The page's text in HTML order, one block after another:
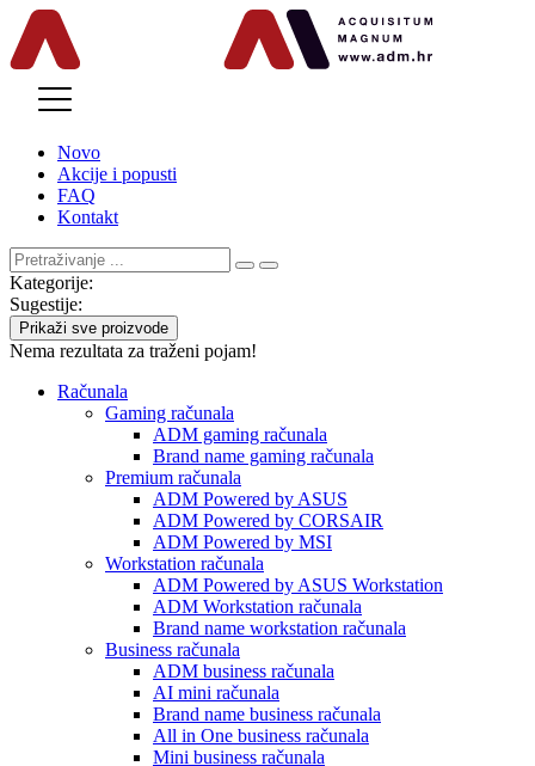
Novo
Akcije i popusti
FAQ
Kontakt
Kategorije:
Sugestije:
Prikaži sve proizvode
Nema rezultata za traženi pojam!
Računala
Gaming računala
ADM gaming računala
Brand name gaming računala
Premium računala
ADM Powered by ASUS
ADM Powered by CORSAIR
ADM Powered by MSI
Workstation računala
ADM Powered by ASUS Workstation
ADM Workstation računala
Brand name workstation računala
Business računala
ADM business računala
AI mini računala
Brand name business računala
All in One business računala
Mini business računala